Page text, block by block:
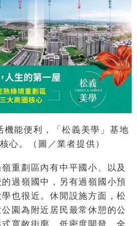
能便利，「松義美學」基地
心。（圖／業者提供）
重劃區內有中平國小、以及
過嶺國中，另有過嶺國小預
也很近。休閒設施方面，松
園為附近居民最常休憩的公
寬敞街廓、低密度開發，全